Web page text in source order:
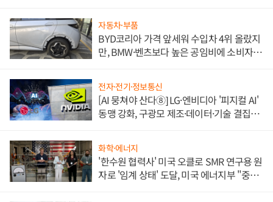
자동차·부품
BYD코리아 가격 앞세워 수입차 4위 올랐지
만, BMW·벤츠보다 높은 공임비에 소비자
전자·전기·정보통신
[AI 뭉쳐야 산다⑧] LG·엔비디아 '피지컬 AI'
동맹 강화, 구광모 제조·데이터·기술 결집
화학·에너지
'한수원 협력사' 미국 오클로 SMR 연구용 원
자로 '임계 상태' 도달, 미국 에너지부 "중요